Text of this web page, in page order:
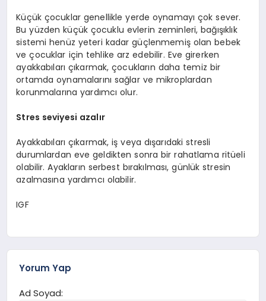
Küçük çocuklar genellikle yerde oynamayı çok sever.
Bu yüzden küçük çocuklu evlerin zeminleri, bağışıklık
sistemi henüz yeteri kadar güçlenmemiş olan bebek
ve çocuklar için tehlike arz edebilir. Eve girerken
ayakkabıları çıkarmak, çocukların daha temiz bir
ortamda oynamalarını sağlar ve mikroplardan
korunmalarına yardımcı olur.
Stres seviyesi azalır
Ayakkabıları çıkarmak, iş veya dışarıdaki stresli
durumlardan eve geldikten sonra bir rahatlama ritüeli
olabilir. Ayakların serbest bırakılması, günlük stresin
azalmasına yardımcı olabilir.
IGF
Yorum Yap
Ad Soyad: